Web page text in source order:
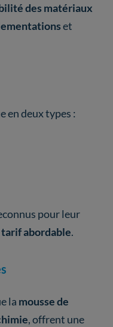
des matériaux
et
en deux types :
pour leur
tarif abordable.
la mousse de
, offrent une